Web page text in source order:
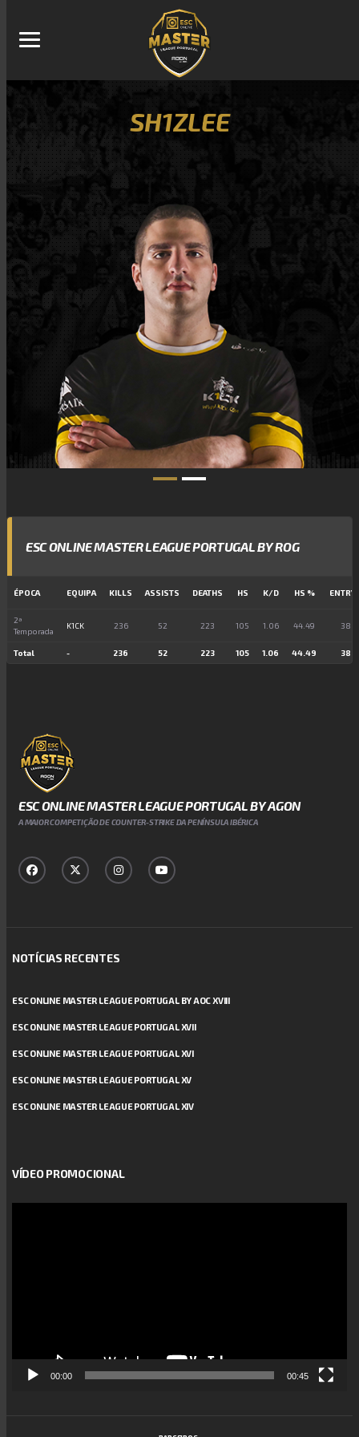
SH1ZLEE
ESC ONLINE MASTER LEAGUE PORTUGAL BY ROG
ÉPOCA EQUIPA KILLS ASSISTS DEATHS HS K/D HS %
2ª
Temporada
K1CK 236 52 223 105 1.06 44.49 38
Total - 236 52 223 105 1.06 44.49 38
ESC ONLINE MASTER LEAGUE PORTUGAL BY AGON
A MAIOR COMPETIÇÃO DE COUNTER-STRIKE DA PENÍNSULA IBÉRICA
NOTÍCIAS RECENTES
ESC ONLINE MASTER LEAGUE PORTUGAL BY AOC XVIII
ESC ONLINE MASTER LEAGUE PORTUGAL XVII
ESC ONLINE MASTER LEAGUE PORTUGAL XVI
ESC ONLINE MASTER LEAGUE PORTUGAL XV
ESC ONLINE MASTER LEAGUE PORTUGAL XIV
VÍDEO PROMOCIONAL
00:00 00:45